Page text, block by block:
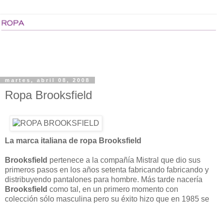
martes, abril 08, 2008
Ropa Brooksfield
La marca italiana de ropa Brooksfield
Brooksfield pertenece a la compañía Mistral que dio sus
primeros pasos en los años setenta fabricando fabricando y
distribuyendo pantalones para hombre. Más tarde nacería
Brooksfield como tal, en un primero momento con
colección sólo masculina pero su éxito hizo que en 1985 se